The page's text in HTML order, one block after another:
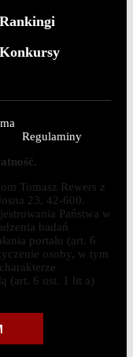
Rankingi
Konkursy
Regulaminy
Tomasz Rewers z
23, 42-600.
Państwa w
badań
portalu (art. 6
osoby, w tym
(art. 6 ust. 1 lit a)